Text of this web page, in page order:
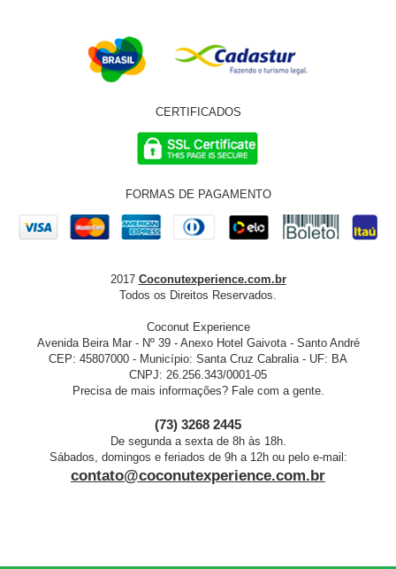
CERTIFICADOS
FORMAS DE PAGAMENTO
2017 Coconutexperience.com.br
Todos os Direitos Reservados.
Coconut Experience
Avenida Beira Mar - Nº 39 - Anexo Hotel Gaivota - Santo André
CEP: 45807000 - Município: Santa Cruz Cabralia - UF: BA
CNPJ: 26.256.343/0001-05
Precisa de mais informações? Fale com a gente.
(73) 3268 2445
De segunda a sexta de 8h às 18h.
Sábados, domingos e feriados de 9h a 12h ou pelo e-mail:
contato@coconutexperience.com.br